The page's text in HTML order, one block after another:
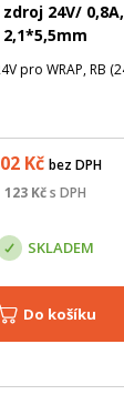
24V/
2,1*5,5mm
pro WRAP, RB
Kč bez DPH
123 Kčs DPH
SKLADEM
Do košíku